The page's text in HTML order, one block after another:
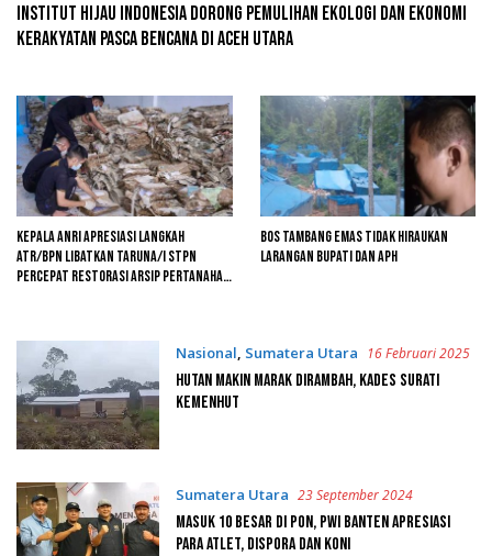
Institut Hijau Indonesia Dorong Pemulihan Ekologi dan Ekonomi
Kerakyatan Pasca Bencana di Aceh Utara
Kepala ANRI Apresiasi Langkah
ATR/BPN Libatkan Taruna/i STPN
Percepat Restorasi Arsip Pertanahan
Bos Tambang Emas Tidak Hiraukan
Larangan Bupati dan APH
Nasional, Sumatera Utara 16 Februari 2025
Hutan Makin Marak Dirambah, Kades Surati
Kemenhut
Sumatera Utara 23 September 2024
Masuk 10 Besar di PON, PWI Banten Apresiasi
Para Atlet, Dispora dan KONI